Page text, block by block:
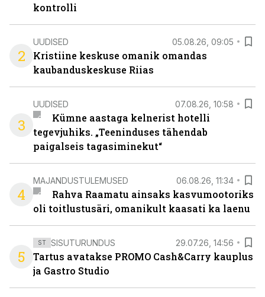
kontrolli
2
UUDISED 05.08.26, 09:05
Kristiine keskuse omanik omandas
kaubanduskeskuse Riias
3
UUDISED 07.08.26, 10:58
Kümne aastaga kelnerist hotelli
tegevjuhiks. „Teeninduses tähendab
paigalseis tagasiminekut“
4
MAJANDUSTULEMUSED 06.08.26, 11:34
Rahva Raamatu ainsaks kasvumootoriks
oli toitlustusäri, omanikult kaasati ka laenu
5
ST SISUTURUNDUS 29.07.26, 14:56
Tartus avatakse PROMO Cash&Carry kauplus
ja Gastro Studio